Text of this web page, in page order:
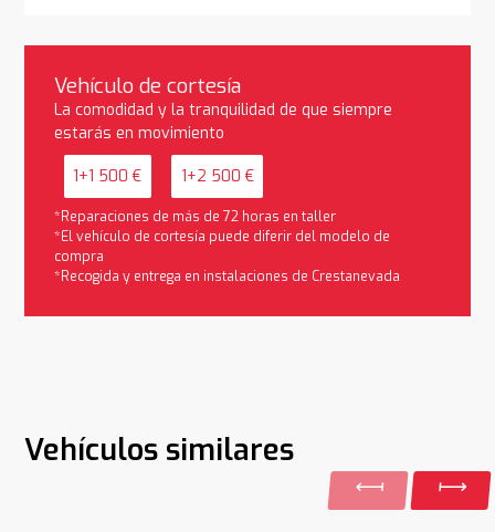
Vehículo de cortesía
La comodidad y la tranquilidad de que siempre
estarás en movimiento
1+1 500 € 1+2 500 €
*Reparaciones de más de 72 horas en taller
*El vehículo de cortesía puede diferir del modelo de
compra
*Recogida y entrega en instalaciones de Crestanevada
Vehículos similares